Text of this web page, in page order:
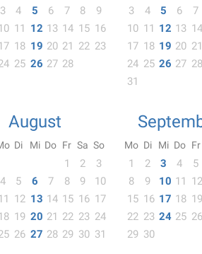
3
4 5 6 7 8
9
11 12 13 14 15 16
18 19 20 21 22 23
25 26 27 28
3
4 5 6 7
10 11 12 13 14
17 18 19 20 21
24 25 26 27 28
31
August
Di Mi Do Fr Sa So
1 2
3
4
5 6 7 8 9
10
12 13 14 15 16 17
19 20 21 22 23 24
26 27 28 29 30 31
Mo Di Mi Do Fr
1 2 3 4 5
8
9 10 11 12
15 16 17 18 19
22 23 24 25 26
29 30